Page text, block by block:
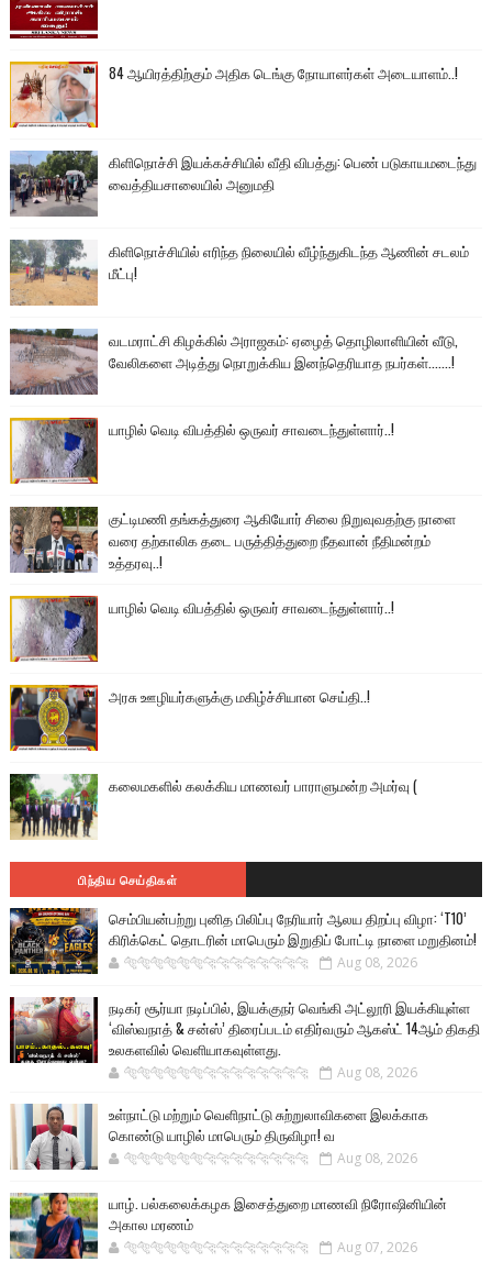
84 ஆயிரத்திற்கும் அதிக டெங்கு நோயாளர்கள் அடையாளம்..!
கிளிநொச்சி இயக்கச்சியில் வீதி விபத்து: பெண் படுகாயமடைந்து
வைத்தியசாலையில் அனுமதி
கிளிநொச்சியில் எரிந்த நிலையில் வீழ்ந்துகிடந்த ஆணின் சடலம்
மீட்பு!
வடமராட்சி கிழக்கில் அராஜகம்: ஏழைத் தொழிலாளியின் வீடு,
வேலிகளை அடித்து நொறுக்கிய இனந்தெரியாத நபர்கள்.......!
யாழில் வெடி விபத்தில் ஒருவர் சாவடைந்துள்ளார்..!
குட்டிமணி தங்கத்துரை ஆகியோர் சிலை நிறுவுவதற்கு நாளை
வரை தற்காலிக தடை பருத்தித்துறை நீதவான் நீதிமன்றம்
உத்தரவு..!
யாழில் வெடி விபத்தில் ஒருவர் சாவடைந்துள்ளார்..!
அரசு ஊழியர்களுக்கு மகிழ்ச்சியான செய்தி..!
கலைமகளில் கலக்கிய மாணவர் பாராளுமன்ற அமர்வு (
பிந்திய செய்திகள்
செம்பியன்பற்று புனித பிலிப்பு நேரியார் ஆலய திறப்பு விழா: ‘T10’
கிரிக்கெட் தொடரின் மாபெரும் இறுதிப் போட்டி நாளை மறுதினம்!
🐅🐅🐅🐅🐅🐅🐆🐆🐆🐆🐆🐆🐆🐆 Aug 08, 2026
நடிகர் சூர்யா நடிப்பில், இயக்குநர் வெங்கி அட்லூரி இயக்கியுள்ள
‘விஸ்வநாத் & சன்ஸ்’ திரைப்படம் எதிர்வரும் ஆகஸ்ட் 14ஆம் திகதி
உலகளவில் வெளியாகவுள்ளது.
🐅🐅🐅🐅🐅🐅🐆🐆🐆🐆🐆🐆🐆🐆 Aug 08, 2026
உள்நாட்டு மற்றும் வெளிநாட்டு சுற்றுலாவிகளை இலக்காக
கொண்டு யாழில் மாபெரும் திருவிழா! வ
🐅🐅🐅🐅🐅🐅🐆🐆🐆🐆🐆🐆🐆🐆 Aug 08, 2026
யாழ். பல்கலைக்கழக இசைத்துறை மாணவி நிரோஷினியின்
அகால மரணம்
🐅🐅🐅🐅🐅🐅🐆🐆🐆🐆🐆🐆🐆🐆 Aug 07, 2026